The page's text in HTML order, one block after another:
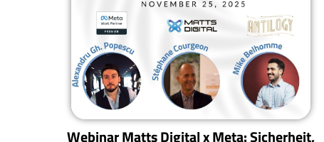
Webinar Matts Digital x Meta: Sicherheit,